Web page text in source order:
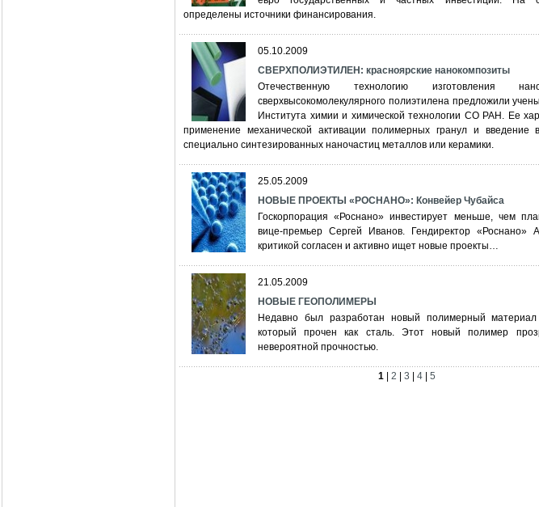
определены источники финансирования.
05.10.2009
СВЕРХПОЛИЭТИЛЕН: красноярские нанокомпозиты
Отечественную технологию изготовления
сверхвысокомолекулярного полиэтилена предложили
Института химии и химической технологии СО РАН. Ее
применение механической активации полимерных гранул и введение
специально синтезированных наночастиц металлов или керамики.
25.05.2009
НОВЫЕ ПРОЕКТЫ «РОСНАНО»: Конвейер Чубайса
Госкорпорация «Роснано» инвестирует меньше, чем
вице-премьер Сергей Иванов. Гендиректор «Роснано»
критикой согласен и активно ищет новые проекты…
21.05.2009
НОВЫЕ ГЕОПОЛИМЕРЫ
Недавно был разработан новый полимерный
который прочен как сталь. Этот новый полимер
невероятной прочностью.
1| 2 3 4| 5